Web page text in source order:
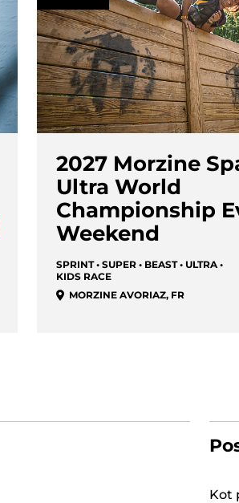
2027 Morzine
Ultra World
Championship
Weekend
SPRINT • SUPER • BEAST • ULTRA •
KIDS RACE
MORZINE AVORIAZ, FR
Kot